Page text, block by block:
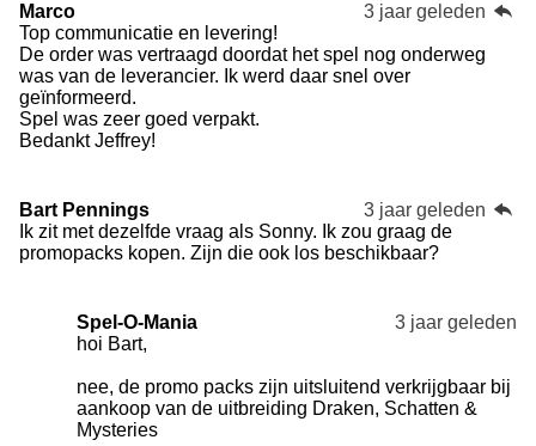
Marco
3 jaar geleden
Top communicatie en levering!
De order was vertraagd doordat het spel nog onderweg
was van de leverancier. Ik werd daar snel over
geïnformeerd.
Spel was zeer goed verpakt.
Bedankt Jeffrey!
Bart Pennings
3 jaar geleden
Ik zit met dezelfde vraag als Sonny. Ik zou graag de
promopacks kopen. Zijn die ook los beschikbaar?
Spel-O-Mania
3 jaar geleden
hoi Bart,
nee, de promo packs zijn uitsluitend verkrijgbaar bij
aankoop van de uitbreiding Draken, Schatten &
Mysteries